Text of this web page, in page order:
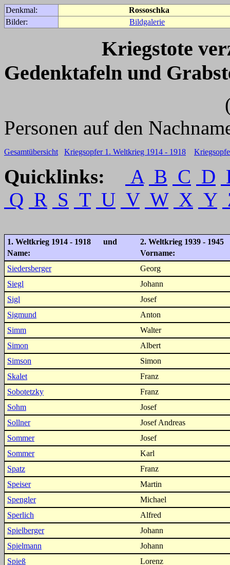
Denkmal:
Rossoschka
Bilder:
Bildgalerie
Kriegstote
Gedenktafeln und
(Für weitere
Personen auf den
Gesamtübersicht Kriegsopfer 1. Weltkrieg 1914 - 1918
Quicklinks: A B C D
Q R S T U V W X Y
1. Weltkrieg 1914 - 1918 und
2. Weltkrieg 1939 - 1945
Name:
Vorname:
Siedersberger
Georg
Siegl
Johann
Sigl
Josef
Sigmund
Anton
Simm
Walter
Simon
Albert
Simson
Simon
Skalet
Franz
Sobotetzky
Franz
Sohm
Josef
Sollner
Josef Andreas
Sommer
Josef
Sommer
Karl
Spatz
Franz
Speiser
Martin
Spengler
Michael
Sperlich
Alfred
Spielberger
Johann
Spielmann
Johann
Spieß
Lorenz